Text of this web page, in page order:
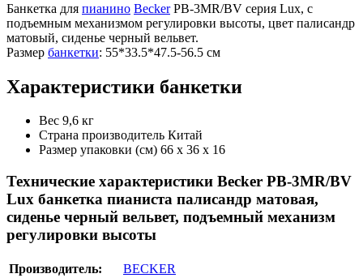
Банкетка для пианино BeckerPB-3MR/BV серия Lux, с
подъемным механизмом регулировки высоты, цвет палисандр
матовый, сиденье черный вельвет.
Размер банкетки: 55*33.5*47.5-56.5 см
Характеристики банкетки
Вес 9,6 кг
Страна производитель Китай
Размер упаковки (см) 66 х 36 х 16
Технические характеристики Becker PB-3MR/BV
Lux банкетка пианиста палисандр матовая,
сиденье черный вельвет, подъемный механизм
регулировки высоты
Производитель:
BECKER